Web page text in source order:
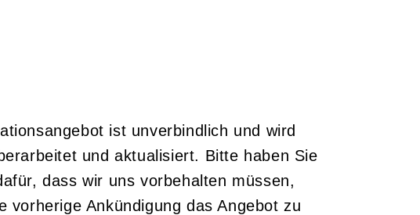
ist unverbindlich und wird
und aktualisiert. Bitte haben Sie
dass wir uns vorbehalten müssen,
vorherige Ankündigung das Angebot zu